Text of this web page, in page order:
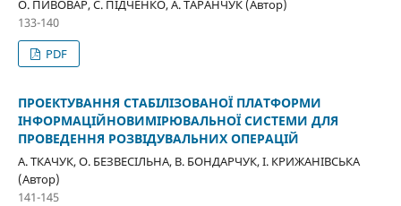
О. ПИВОВАР, С. ПІДЧЕНКО, А. ТАРАНЧУК (Автор)
133-140
PDF
ПРОЕКТУВАННЯ СТАБІЛІЗОВАНОЇ ПЛАТФОРМИ
ІНФОРМАЦІЙНОВИМІРЮВАЛЬНОЇ СИСТЕМИ ДЛЯ
ПРОВЕДЕННЯ РОЗВІДУВАЛЬНИХ ОПЕРАЦІЙ
А. ТКАЧУК, О. БЕЗВЕСІЛЬНА, В. БОНДАРЧУК, І. КРИЖАНІВСЬКА
(Автор)
141-145